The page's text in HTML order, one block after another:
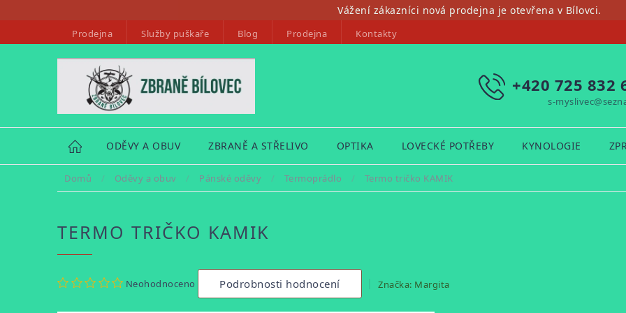
Vážení zákazníci nová prodejna je otevřena v Bílovci.
Prodejna Služby puškaře Blog Prodejna Kontakty
+420 725 832
s-
HOME ODĚVY A OBUV ZBRANĚ A STŘELIVO OPTIKA LOVECKÉ POTŘEBY KYNOLOGIE
Domů / Oděvy a obuv / Pánské oděvy / Termoprádlo / Termo tričko KAMIK
TERMO TRIČKO KAMIK
hodnocení
Neohodnoceno Podrobnosti hodnocení Značka: Margita